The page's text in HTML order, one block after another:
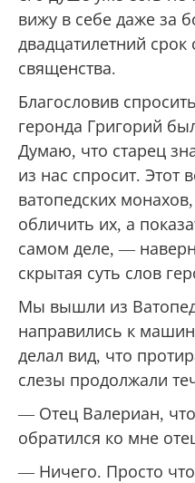
нелепостью,
сотню раз прав в
произносить эти
наверняка уже не
может в одном из
его душе уже есть
вижу в себе даже за
двадцатилетний
священства.
Благословив
Думаю, что старец
из нас спросит. Этот
ватопедских
обличить их, а
самом деле, —
скрытая суть слов
Мы вышли из